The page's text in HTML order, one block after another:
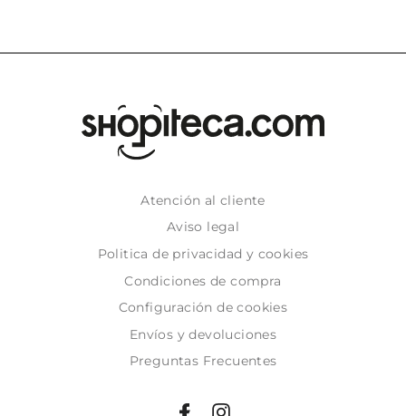
Atención al cliente
Aviso legal
Politica de privacidad y cookies
Condiciones de compra
Configuración de cookies
Envíos y devoluciones
Preguntas Frecuentes